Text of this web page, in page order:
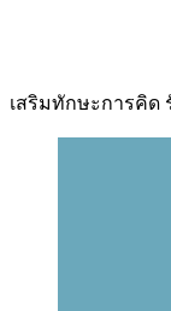
เสริมทักษะการคิด